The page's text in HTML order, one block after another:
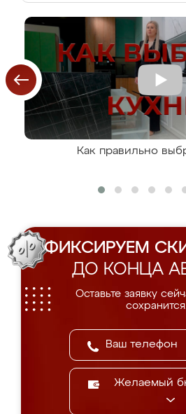
Как правильно
ФИКСИРУЕМ
ДО КОНЦА
Оставьте заявку
Желаемый